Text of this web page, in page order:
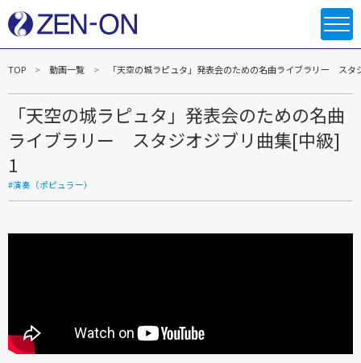
TOP 動画一覧 「天空の城ラピュタ」発表会のための名曲ライブラリー スタ
「天空の城ラピュタ」発表会のための名曲
ライブラリー スタジオジブリ曲集[中級]
1
#演奏（ポピュラー）